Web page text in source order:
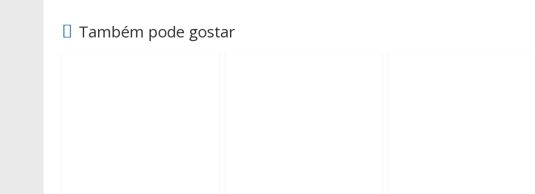
Também pode gostar